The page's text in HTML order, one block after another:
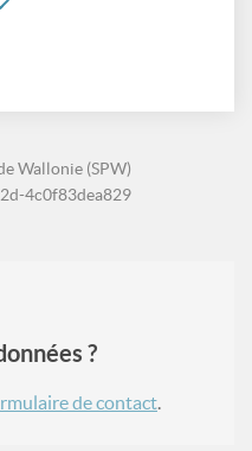
Wallonie (SPW)
4c0f83dea829
?
de contact.